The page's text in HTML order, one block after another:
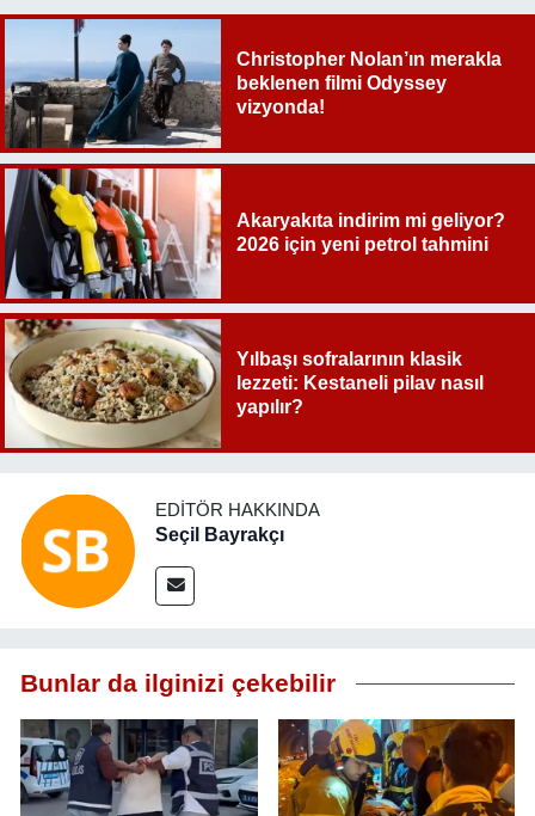
Christopher Nolan’ın merakla
beklenen filmi Odyssey
vizyonda!
Akaryakıta indirim mi geliyor?
2026 için yeni petrol tahmini
Yılbaşı sofralarının klasik
lezzeti: Kestaneli pilav nasıl
yapılır?
EDITÖR HAKKINDA
Seçil Bayrakçı
Bunlar da ilginizi çekebilir